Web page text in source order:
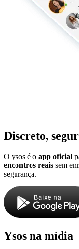
Discreto,
O ysos é o app oficial
encontros reais sem
segurança.
Ysos na mídia